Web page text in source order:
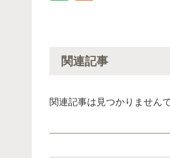
関連記事
関連記事は見つかりませんで